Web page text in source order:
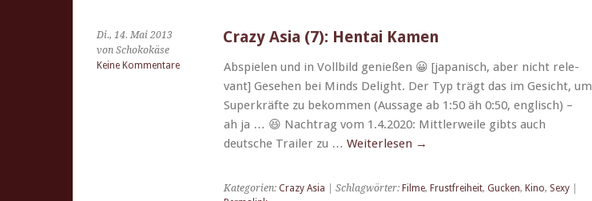
Di., 14. Mai 2013
von Schokokäse
Keine Kommentare
Crazy Asia (7): Hentai Kamen
Abspie­len und in Voll­bild genießen 😀 [japanisch, aber nicht rel­e­
vant] Gese­hen bei Minds Delight. Der Typ trägt das im Gesicht, um
Superkräfte zu bekom­men (Aus­sage ab 1:50 äh 0:50, englisch) –
ah ja … 😆 Nach­trag vom 1.4.2020: Mit­tler­weile gibts auch
deutsche Trail­er zu … Weit­er­lesen →
Kategorien: Crazy Asia | Schlagwörter: Filme, Frustfreiheit, Gucken, Kino, Sexy|